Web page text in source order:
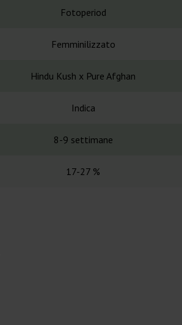
Fotoperiod
Femminilizzato
Hindu Kush x Pure Afghan
Indica
8-9 settimane
17-27 %